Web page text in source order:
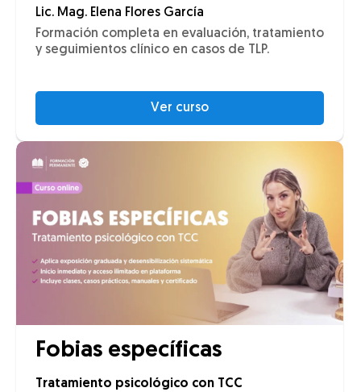
Lic. Mag. Elena Flores García
Formación completa en evaluación, tratamiento
y seguimientos clínico en casos de TLP.
Ver curso
Fobias específicas
Tratamiento psicológico con TCC